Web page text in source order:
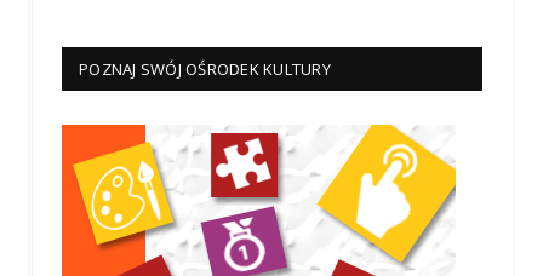
POZNAJ SWÓJ OŚRODEK KULTURY